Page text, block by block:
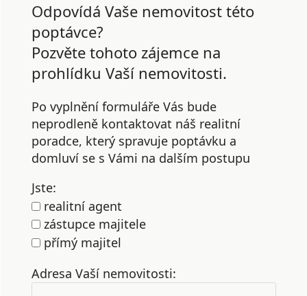
Odpovídá Vaše nemovitost této
poptávce?
Pozvěte tohoto zájemce na
prohlídku Vaší nemovitosti.
Po vyplnění formuláře Vás bude
neprodleně kontaktovat náš realitní
poradce, který spravuje poptávku a
domluví se s Vámi na dalším postupu
Jste:
realitní agent
zástupce majitele
přímý majitel
Adresa Vaší nemovitosti: